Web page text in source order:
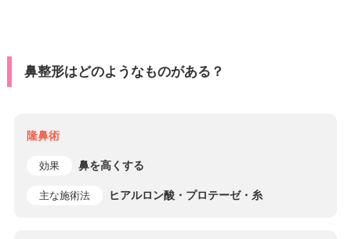
鼻整形はどのようなものがある？
隆鼻術
効果 鼻を高くする
主な施術法 ヒアルロン酸・プロテーゼ・糸